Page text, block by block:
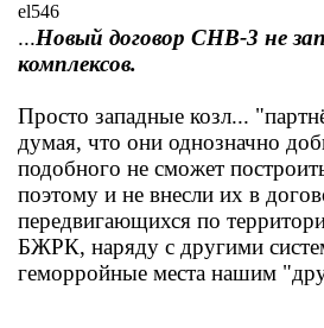
el546
...Новый договор СНВ-3 не
комплексов.
Просто западные козл...
думая, что они однозначно
подобного не сможет
поэтому и не внесли их в
передвигающихся по
БЖРК, наряду с другими
геморройные места нашим